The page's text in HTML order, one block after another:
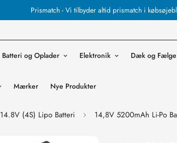
Prismatch - Vi tilbyder altid prismatch i
Batteri og Oplader Elektronik Dæk og Fælge
Mærker Nye Produkter
14.8V (4S) Lipo Batteri 14,8V 5200mAh Li-Po